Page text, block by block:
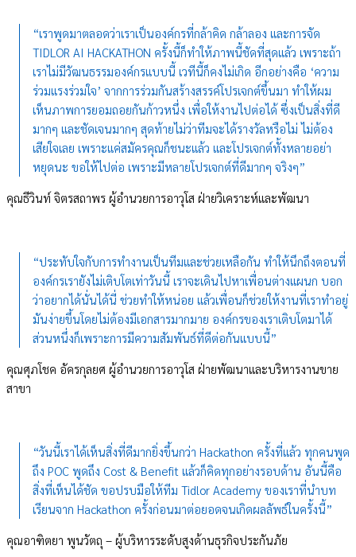
“เราพูดมาตลอดว่าเราเป็นองค์กรที่กล้าคิด กล้าลอง และการจัด
TIDLOR AI HACKATHON ครั้งนี้ก็ทำให้ภาพนี้ชัดที่สุดแล้ว เพราะถ้า
เราไม่มีวัฒนธรรมองค์กรแบบนี้ เวทีนี้ก็คงไม่เกิด อีกอย่างคือ ‘ความ
ร่วมแรงร่วมใจ’ จากการร่วมกันสร้างสรรค์โปรเจกต์ขึ้นมา ทำให้ผม
เห็นภาพการยอมถอยกันก้าวหนึ่ง เพื่อให้งานไปต่อได้ ซึ่งเป็นสิ่งที่ดี
มากๆ และชัดเจนมากๆ สุดท้ายไม่ว่าทีมจะได้รางวัลหรือไม่ ไม่ต้อง
เสียใจเลย เพราะแค่สมัครคุณก็ชนะแล้ว และโปรเจกต์ทั้งหลายอย่า
หยุดนะ ขอให้ไปต่อ เพราะมีหลายโปรเจกต์ที่ดีมากๆ จริงๆ”
คุณธีวินท์ จิตรสถาพร ผู้อำนวยการอาวุโส ฝ่ายวิเคราะห์และพัฒนา
“ประทับใจกับการทำงานเป็นทีมและช่วยเหลือกัน ทำให้นึกถึงตอนที่
องค์กรเรายังไม่เติบโตเท่าวันนี้ เราจะเดินไปหาเพื่อนต่างแผนก บอก
ว่าอยากได้นั่นได้นี่ ช่วยทำให้หน่อย แล้วเพื่อนก็ช่วยให้งานที่เราทำอยู่
มันง่ายขึ้นโดยไม่ต้องมีเอกสารมากมาย องค์กรของเราเติบโตมาได้
ส่วนหนึ่งก็เพราะการมีความสัมพันธ์ที่ดีต่อกันแบบนี้”
คุณศุภโชค อัครกุลยศ ผู้อำนวยการอาวุโส ฝ่ายพัฒนาและบริหารงานขาย
สาขา
“วันนี้เราได้เห็นสิ่งที่ดีมากยิ่งขึ้นกว่า Hackathon ครั้งที่แล้ว ทุกคนพูด
ถึง POC พูดถึง Cost & Benefit แล้วก็คิดทุกอย่างรอบด้าน อันนี้คือ
สิ่งที่เห็นได้ชัด ขอปรบมือให้ทีม Tidlor Academy ของเราที่นำบท
เรียนจาก Hackathon ครั้งก่อนมาต่อยอดจนเกิดผลลัพธ์ในครั้งนี้”
คุณอาฑิตยา พูนวัตถุ – ผู้บริหารระดับสูงด้านธุรกิจประกันภัย